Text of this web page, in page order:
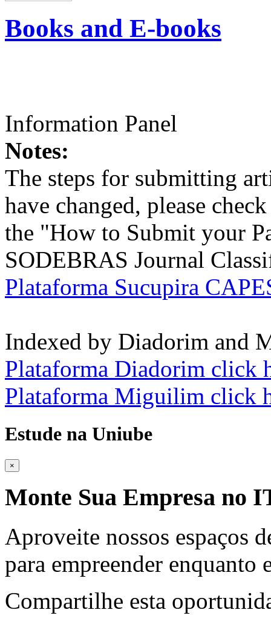
Books and E-books
Information Panel
Notes:
The steps for submitting
have changed, please
the "How to Submit your
SODEBRAS Journal
Plataforma Sucupira
Indexed by Diadorim and
Plataforma Diadorim click
Plataforma Miguilim click
Estude na Uniube
×
Monte Sua Empresa no
Aproveite nossos espaços
para empreender enquanto
Compartilhe esta